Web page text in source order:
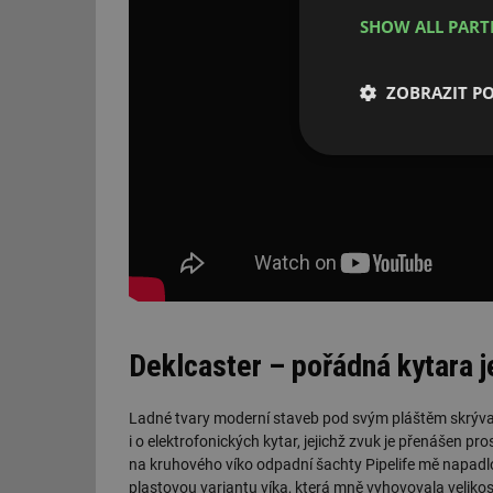
Deklcaster – pořádná kytara
Ladné tvary moderní staveb pod svým pláštěm
i o elektrofonických kytar, jejichž zvuk je přenášen
na kruhového víko odpadní šachty Pipelife mě
plastovou variantu víka, která mně vyhovovala
SHOW ALL
ZOBRAZIT
Nezbytně nutné
Název
g_state